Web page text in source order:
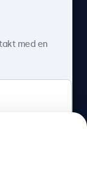
Danmark
med en